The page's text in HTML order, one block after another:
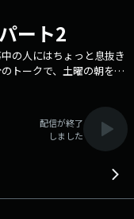
ート2
の人にはちょっと息抜き
トークで、土曜の朝を彩
ジ
配信が終了
しました